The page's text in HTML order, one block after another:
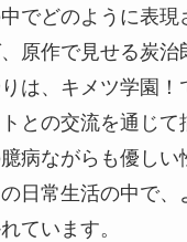
でどのように表現
原作で見せる炭治
は、キメツ学園！
との交流を通じて
病ながらも優しい
日常生活の中で、
ています。